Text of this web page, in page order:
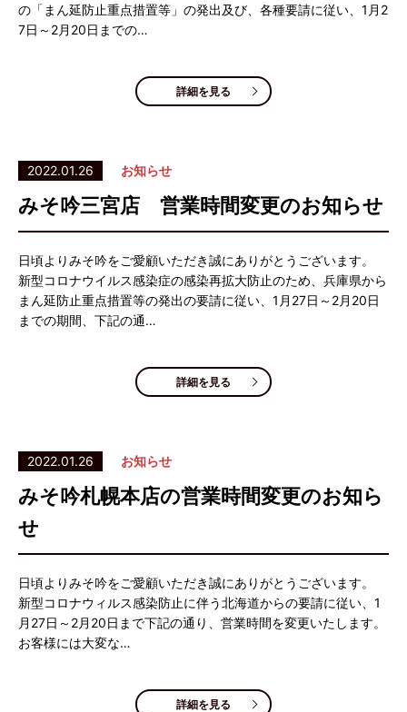
の「まん延防止重点措置等」の発出及び、各種要請に従い、1月2
7日～2月20日までの…
詳細を見る
2022.01.26 お知らせ
みそ吟三宮店 営業時間変更のお知らせ
日頃よりみそ吟をご愛顧いただき誠にありがとうございます。
新型コロナウイルス感染症の感染再拡大防止のため、兵庫県から
まん延防止重点措置等の発出の要請に従い、1月27日～2月20日
までの期間、下記の通…
詳細を見る
2022.01.26 お知らせ
みそ吟札幌本店の営業時間変更のお知ら
せ
日頃よりみそ吟をご愛顧いただき誠にありがとうございます。
新型コロナウィルス感染防止に伴う北海道からの要請に従い、1
月27日～2月20日まで下記の通り、営業時間を変更いたします。
お客様には大変な…
詳細を見る